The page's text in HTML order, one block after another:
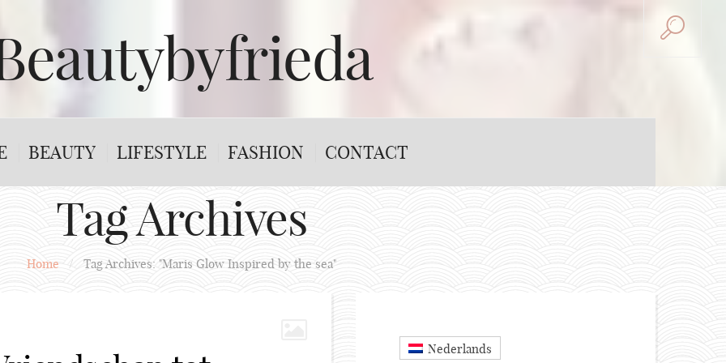
BEAUTY LIFESTYLE FASHION CONTACT
Tag Archives
Home / Tag Archives: "Maris Glow Inspired by the sea"
Nederlands